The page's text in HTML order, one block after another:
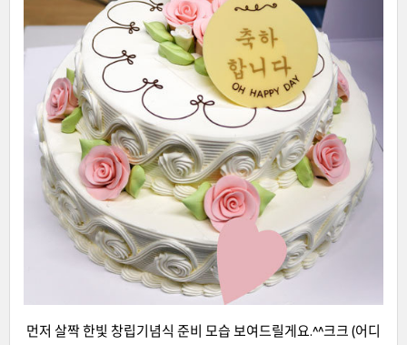
먼저 살짝 한빛 창립기념식 준비 모습 보여드릴게요.^^크크 (어디